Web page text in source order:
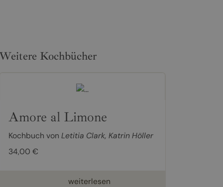
Kochbücher
Amore al Limone
Kochbuch von Letitia Clark, Katrin Höller
34,00 €
weiterlesen